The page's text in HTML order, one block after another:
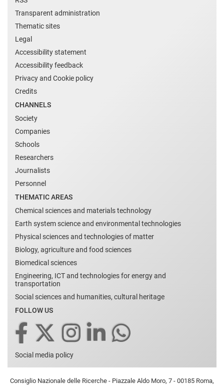
Transparent administration
Thematic sites
Legal
Accessibility statement
Accessibility feedback
Privacy and Cookie policy
Credits
CHANNELS
Society
Companies
Schools
Researchers
Journalists
Personnel
THEMATIC AREAS
Chemical sciences and materials technology
Earth system science and environmental technologies
Physical sciences and technologies of matter
Biology, agriculture and food sciences
Biomedical sciences
Engineering, ICT and technologies for energy and
transportation
Social sciences and humanities, cultural heritage
FOLLOW US
Social media policy
Consiglio Nazionale delle Ricerche - Piazzale Aldo Moro, 7 - 00185 Roma,